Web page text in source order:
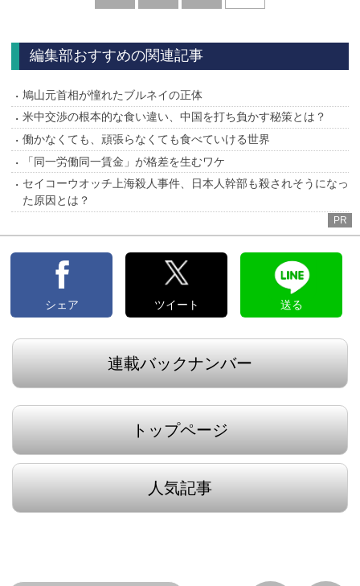
編集部おすすめの関連記事
鳩山元首相が憧れたブルネイの正体
米中交渉の根本的な食い違い、中国を打ち負かす秘策とは？
働かなくても、頑張らなくても食べていける世界
「同一労働同一賃金」が格差を生むワケ
セイコーウオッチ上海殺人事件、日本人幹部も殺されそうになっ
た原因とは？
PR
シェア ツイート 送る
連載バックナンバー
トップページ
人気記事